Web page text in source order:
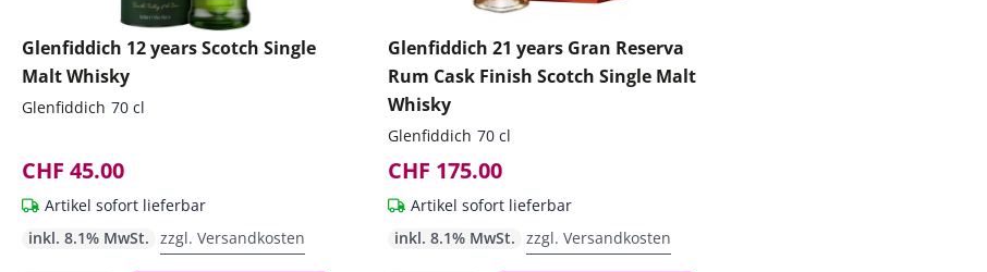
Glenfiddich 12 years Scotch Single
Malt Whisky
Glenfiddich 70 cl
CHF 45.00
Artikel sofort lieferbar
inkl. 8.1% MwSt. zzgl. Versandkosten
Glenfiddich 21 years Gran Reserva
Rum Cask Finish Scotch Single Malt
Whisky
Glenfiddich 70 cl
CHF 175.00
Artikel sofort lieferbar
inkl. 8.1% MwSt. zzgl. Versandkosten